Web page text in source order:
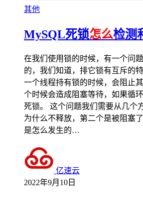
其他
MySQL死锁怎么检测
在我们使用锁的时候，有一个问
的，我们知道，排它锁有互斥的
一个线程持有锁的时候，会阻止
个时候会造成阻塞等待，如果循
死锁。 这个问题我们需要从几个
为什么不释放，第二个是被阻塞
是怎么发生的…
亿速云
2022年9月10日